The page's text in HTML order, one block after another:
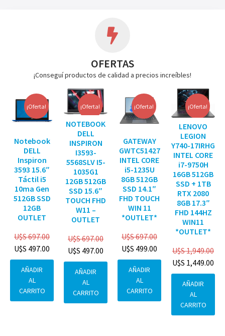
OFERTAS
¡Conseguí productos de calidad a precios increíbles!
¡Oferta!
Notebook
DELL
Inspiron
3593 15.6″
Táctil i5
10ma Gen
512GB SSD
12GB
OUTLET
U$S697.00
U$S 497.00
AÑADIR
AL
CARRITO
¡Oferta!
NOTEBOOK
DELL
INSPIRON
I3593-
5568SLV I5-
1035G1
12GB 512GB
SSD 15.6″
TOUCH FHD
W11 –
OUTLET
U$S697.00
U$S 497.00
AÑADIR
AL
CARRITO
¡Oferta!
GATEWAY
GWTC51427
INTEL CORE
i5-1235U
8GB 512GB
SSD 14.1″
FHD TOUCH
WIN 11
*OUTLET*
U$S697.00
U$S 499.00
AÑADIR
AL
CARRITO
¡Oferta!
LENOVO
LEGION
Y740-17IRHG
INTEL CORE
i7-9750H
16GB 512GB
SSD + 1TB
RTX 2080
8GB 17.3″
FHD 144HZ
WIN11
*OUTLET*
U$S1,949.00
U$S 1,449.00
AÑADIR
AL
CARRITO